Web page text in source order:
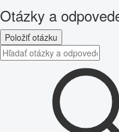
Otázky a
Položiť otázku